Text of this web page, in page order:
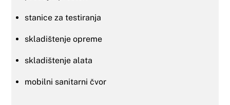
stanice za testiranja
skladištenje opreme
skladištenje alata
mobilni sanitarni čvor